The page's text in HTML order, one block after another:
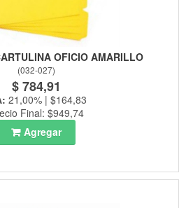
OFICIO AMARILLO
(032-027)
$ 784,91
21,00% | $164,83
Final: $949,74
Agregar